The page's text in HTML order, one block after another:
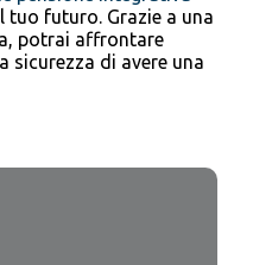
tuo futuro. Grazie a una
potrai affrontare
sicurezza di avere una